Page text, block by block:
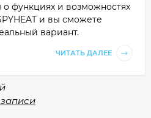
функциях и возможностях
и вы сможете
вариант.
ЧИТАТЬ ДАЛЕЕ